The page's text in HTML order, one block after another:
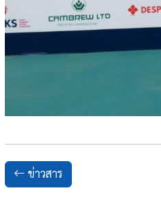
ข่าวสาร